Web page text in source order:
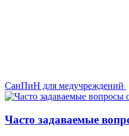
СанПиН для медучреждений
Часто задаваемые